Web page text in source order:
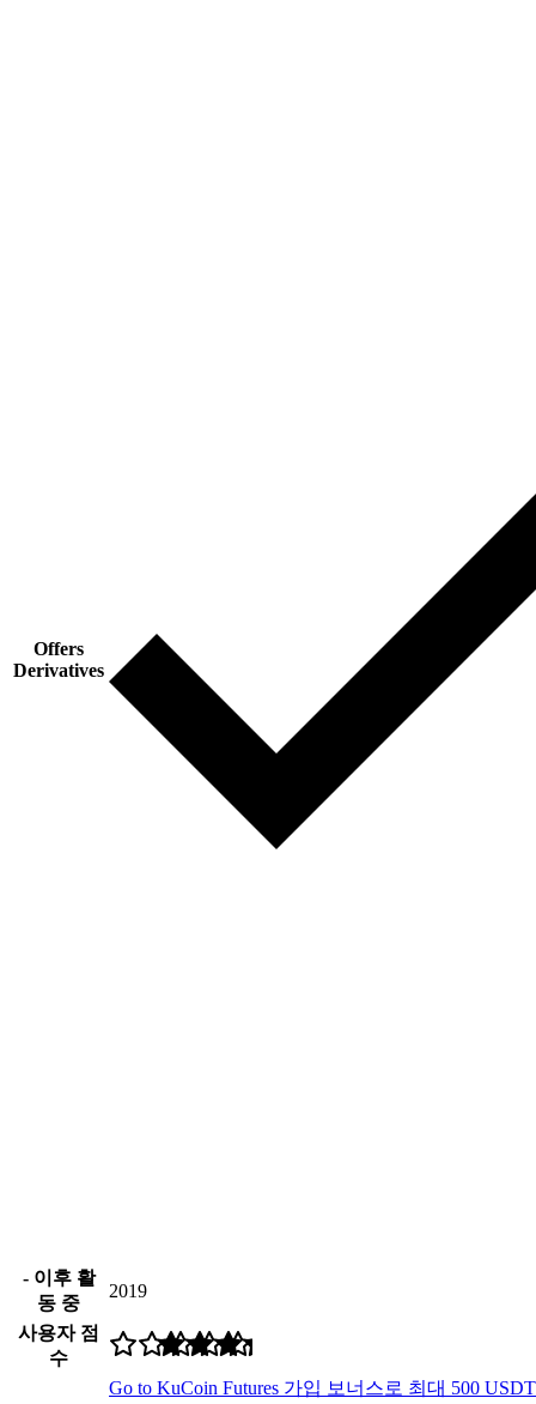
Offers
Derivatives
- 이후 활
동 중
2019
사용자 점
수
Go to KuCoin Futures 가입 보너스로 최대 500